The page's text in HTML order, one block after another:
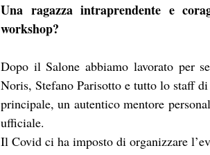
Una ragazza intraprendente e
workshop?
Dopo il Salone abbiamo lavorato per
Noris, Stefano Parisotto e tutto lo staff
principale, un autentico mentore
ufficiale.
Il Covid ci ha imposto di organizzare